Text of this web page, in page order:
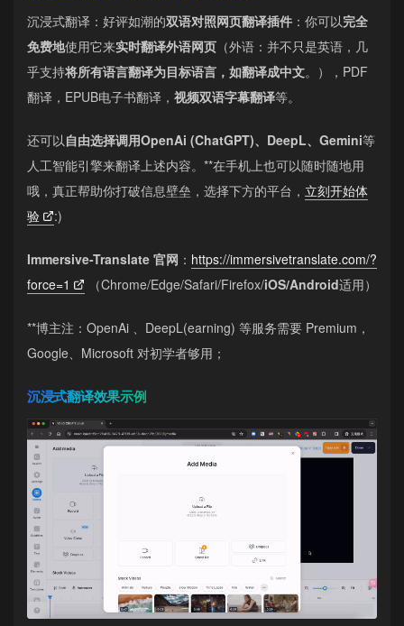
沉浸式翻译：好评如潮的双语对照网页翻译插件 ：你可以完全
免费地使用它来实时翻译外语网页 （外语：并不只是英语，几
乎支持将所有语言翻译为目标语言，如翻译成中文。），PDF
翻译，EPUB电子书翻译， 视频双语字幕翻译等。
还可以 自由选择调用OpenAi (ChatGPT)、DeepL、Gemini等
人工智能引擎来翻译上述内容。**在手机上也可以随时随地用
哦，真正帮助你打破信息壁垒，选择下方的平台， 立刻开始体
验
:)
Immersive-Translate 官网 ： https://immersivetranslate.com/?
force=1
（Chrome/Edge/Safari/Firefox/iOS/Android适用）
**博主注：OpenAi 、DeepL(earning) 等服务需要 Premium，
Google、Microsoft 对初学者够用；
沉浸式翻译效果示例